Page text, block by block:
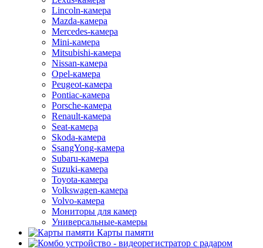
Lincoln-камера
Mazda-камера
Mercedes-камера
Mini-камера
Mitsubishi-камера
Nissan-камера
Opel-камера
Peugeot-камера
Pontiac-камера
Porsche-камера
Renault-камера
Seat-камера
Skoda-камера
SsangYong-камера
Subaru-камера
Suzuki-камера
Toyota-камера
Volkswagen-камера
Volvo-камера
Мониторы для камер
Универсальные-камеры
Карты памяти